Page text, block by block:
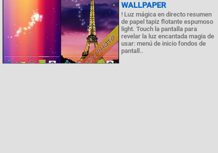
WALLPAPER
! Luz mágica en directo resumen
de papel tapiz flotante espumoso
light. Touch la pantalla para
revelar la luz encantada magia de
usar: menú de inicio fondos de
pantall..